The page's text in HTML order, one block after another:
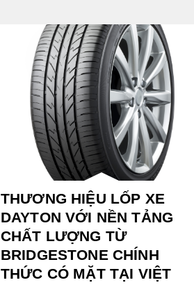
THƯƠNG HIỆU LỐP XE
DAYTON VỚI NỀN TẢNG
CHẤT LƯỢNG TỪ
BRIDGESTONE CHÍNH
THỨC CÓ MẶT TẠI VIỆT